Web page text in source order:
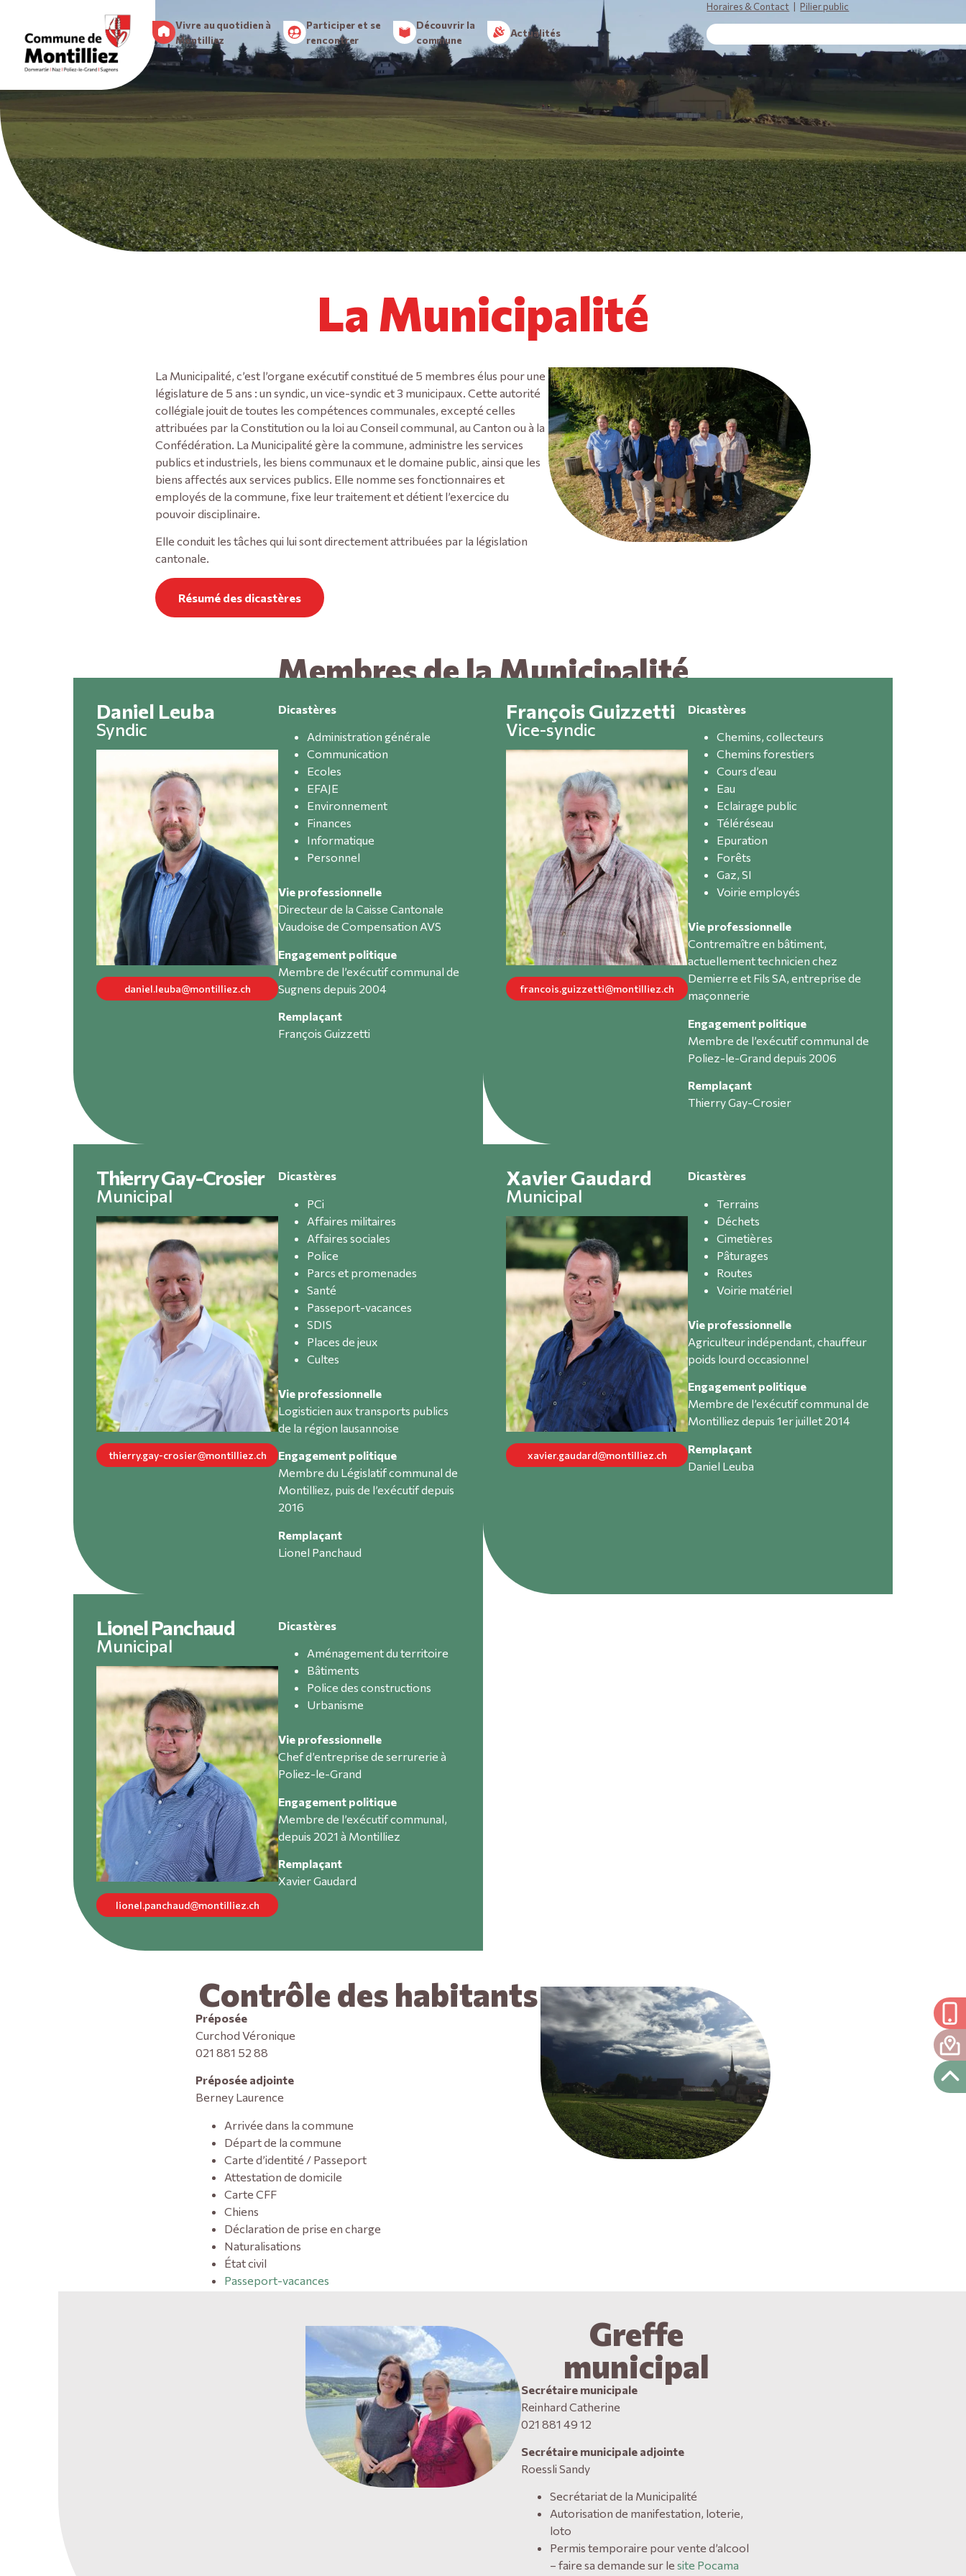
Vivre au quotidien à
Montilliez
Participer et se
rencontrer
Découvrir la
commune
Actualités
Horaires & Contact Pilier public
La Municipalité​
La Municipalité, c’est l’organe exécutif constitué de 5 membres élus pour une
législature de 5 ans : un syndic, un vice-syndic et 3 municipaux. Cette autorité
collégiale jouit de toutes les compétences communales, excepté celles
attribuées par la Constitution ou la loi au Conseil communal, au Canton ou à la
Confédération. La Municipalité gère la commune, administre les services
publics et industriels, les biens communaux et le domaine public, ainsi que les
biens affectés aux services publics. Elle nomme ses fonctionnaires et
employés de la commune, fixe leur traitement et détient l’exercice du
pouvoir disciplinaire.
Elle conduit les tâches qui lui sont directement attribuées par la législation
cantonale.
Résumé des dicastères
Membres de la Municipalité
Daniel Leuba
Syndic
daniel.leuba@montilliez.ch
Dicastères
Administration générale
Communication
Ecoles
EFAJE
Environnement
Finances
Informatique
Personnel
Vie professionnelle
Directeur de la Caisse Cantonale
Vaudoise de Compensation AVS
Engagement politique
Membre de l’exécutif communal de
Sugnens depuis 2004
Remplaçant
François Guizzetti
François Guizzetti
Vice-syndic
francois.guizzetti@montilliez.ch
Dicastères
Chemins, collecteurs
Chemins forestiers
Cours d’eau
Eau
Eclairage public
Téléréseau
Epuration
Forêts
Gaz, SI
Voirie employés
Vie professionnelle
Contremaître en bâtiment,
actuellement technicien chez
Demierre et Fils SA, entreprise de
maçonnerie
Engagement politique
Membre de l’exécutif communal de
Poliez-le-Grand depuis 2006
Remplaçant
Thierry Gay-Crosier
Thierry Gay-Crosier
Municipal
thierry.gay-crosier@montilliez.ch
Dicastères
PCi
Affaires militaires
Affaires sociales
Police
Parcs et promenades
Santé
Passeport-vacances
SDIS
Places de jeux
Cultes
Vie professionnelle
Logisticien aux transports publics
de la région lausannoise
Engagement politique
Membre du Législatif communal de
Montilliez, puis de l’exécutif depuis
2016
Remplaçant
Lionel Panchaud
Xavier Gaudard
Municipal
xavier.gaudard@montilliez.ch
Dicastères
Terrains
Déchets
Cimetières
Pâturages
Routes
Voirie matériel
Vie professionnelle
Agriculteur indépendant, chauffeur
poids lourd occasionnel
Engagement politique
Membre de l’exécutif communal de
Montilliez depuis 1er juillet 2014
Remplaçant
Daniel Leuba
Lionel Panchaud
Municipal
lionel.panchaud@montilliez.ch
Dicastères
Aménagement du territoire
Bâtiments
Police des constructions
Urbanisme
Vie professionnelle
Chef d’entreprise de serrurerie à
Poliez-le-Grand
Engagement politique
Membre de l’exécutif communal,
depuis 2021 à Montilliez
Remplaçant
Xavier Gaudard
Contrôle des habitants
Préposée
Curchod Véronique
021 881 52 88
Préposée adjointe
Berney Laurence
Arrivée dans la commune
Départ de la commune
Carte d’identité / Passeport
Attestation de domicile
Carte CFF
Chiens
Déclaration de prise en charge
Naturalisations
État civil
Passeport-vacances
Greffe
municipal
Secrétaire municipale
Reinhard Catherine
021 881 49 12
Secrétaire municipale adjointe
Roessli Sandy
Secrétariat de la Municipalité
Autorisation de manifestation, loterie,
loto
Permis temporaire pour vente d’alcool
– faire sa demande sur lesite Pocama